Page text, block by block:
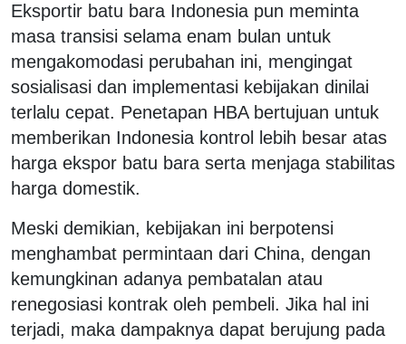
Eksportir batu bara Indonesia pun meminta
masa transisi selama enam bulan untuk
mengakomodasi perubahan ini, mengingat
sosialisasi dan implementasi kebijakan dinilai
terlalu cepat. Penetapan HBA bertujuan untuk
memberikan Indonesia kontrol lebih besar atas
harga ekspor batu bara serta menjaga stabilitas
harga domestik.
Meski demikian, kebijakan ini berpotensi
menghambat permintaan dari China, dengan
kemungkinan adanya pembatalan atau
renegosiasi kontrak oleh pembeli. Jika hal ini
terjadi, maka dampaknya dapat berujung pada